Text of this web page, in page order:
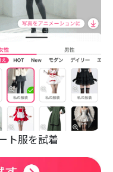
ト服を試着